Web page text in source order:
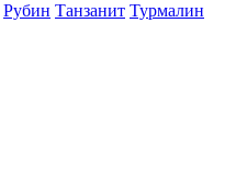
Рубин Танзанит Турмалин